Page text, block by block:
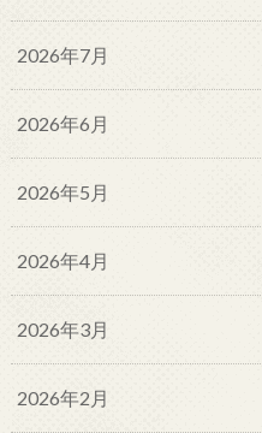
2026年7月
2026年6月
2026年5月
2026年4月
2026年3月
2026年2月